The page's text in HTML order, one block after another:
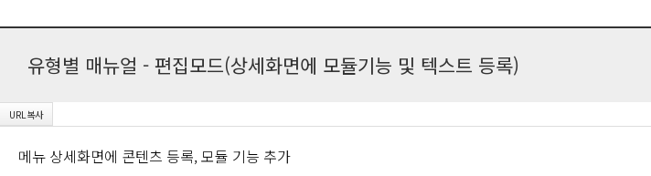
유형별 매뉴얼 - 편집모드(상세화면에 모듈기능 및 텍스트 등록)
메뉴 상세화면에 콘텐츠 등록, 모듈 기능 추가